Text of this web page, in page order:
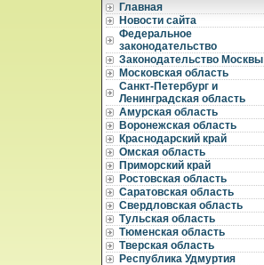
Главная
Новости сайта
Федеральное
законодательство
Законодательство Москвы
Московская область
Санкт-Петербург и
Ленинградская область
Амурская область
Воронежская область
Краснодарский край
Омская область
Приморский край
Ростовская область
Саратовская область
Свердловская область
Тульская область
Тюменская область
Тверская область
Республика Удмуртия